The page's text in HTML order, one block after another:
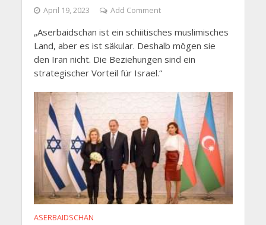
April 19, 2023 Add Comment
„Aserbaidschan ist ein schiitisches muslimisches
Land, aber es ist säkular. Deshalb mögen sie
den Iran nicht. Die Beziehungen sind ein
strategischer Vorteil für Israel.“
ASERBAIDSCHAN